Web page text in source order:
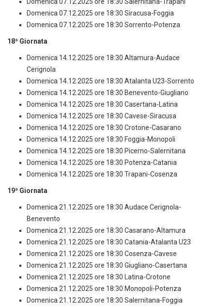
Domenica 07.12.2025 ore 18:30 Siracusa-Foggia
Domenica 07.12.2025 ore 18:30 Sorrento-Potenza
18ª Giornata
Domenica 14.12.2025 ore 18:30 Altamura-Audace
Cerignola
Domenica 14.12.2025 ore 18:30 Atalanta U23-Sorrento
Domenica 14.12.2025 ore 18:30 Benevento-Giugliano
Domenica 14.12.2025 ore 18:30 Casertana-Latina
Domenica 14.12.2025 ore 18:30 Cavese-Siracusa
Domenica 14.12.2025 ore 18:30 Crotone-Casarano
Domenica 14.12.2025 ore 18:30 Foggia-Monopoli
Domenica 14.12.2025 ore 18:30 Picerno-Salernitana
Domenica 14.12.2025 ore 18:30 Potenza-Catania
Domenica 14.12.2025 ore 18:30 Trapani-Cosenza
19ª Giornata
Domenica 21.12.2025 ore 18:30 Audace Cerignola-
Benevento
Domenica 21.12.2025 ore 18:30 Casarano-Altamura
Domenica 21.12.2025 ore 18:30 Catania-Atalanta U23
Domenica 21.12.2025 ore 18:30 Cosenza-Cavese
Domenica 21.12.2025 ore 18:30 Giugliano-Casertana
Domenica 21.12.2025 ore 18:30 Latina-Crotone
Domenica 21.12.2025 ore 18:30 Monopoli-Potenza
Domenica 21.12.2025 ore 18:30 Salernitana-Foggia